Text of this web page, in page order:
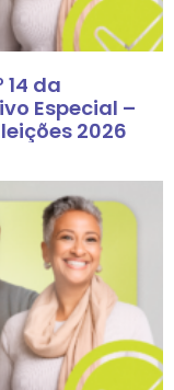
14 da
Especial –
2026